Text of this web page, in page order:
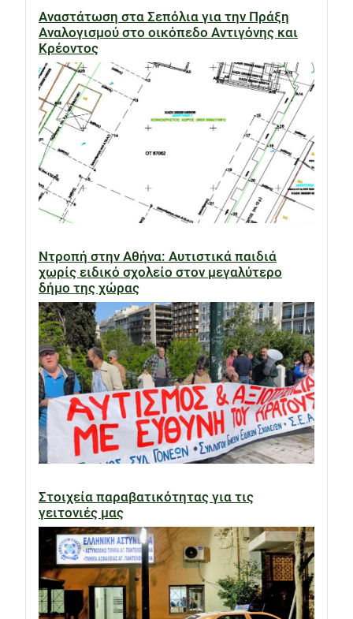
Αναστάτωση στα Σεπόλια για την Πράξη
Αναλογισμού στο οικόπεδο Αντιγόνης και
Κρέοντος
Ντροπή στην Αθήνα: Αυτιστικά παιδιά
χωρίς ειδικό σχολείο στον μεγαλύτερο
δήμο της χώρας
Στοιχεία παραβατικότητας για τις
γειτονιές μας